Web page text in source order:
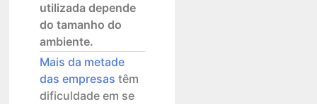
utilizada depende
do tamanho do
ambiente.
Mais da metade
das empresas têm
dificuldade em se